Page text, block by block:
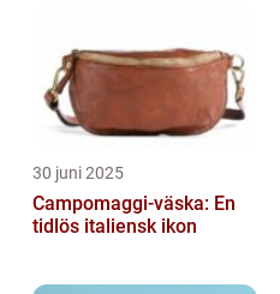
30 juni 2025
Campomaggi-väska: En
tidlös italiensk ikon